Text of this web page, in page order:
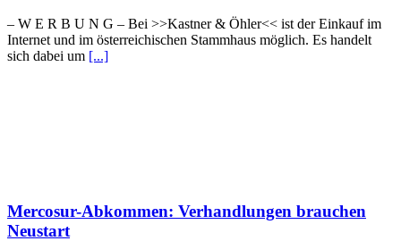
– W Ε R Β U Ν G – Bei >>Kastner & Öhler<< ist der Einkauf im
Internet und im österreichischen Stammhaus möglich. Es handelt
sich dabei um [...]
Mercosur-Abkommen: Verhandlungen brauchen
Neustart